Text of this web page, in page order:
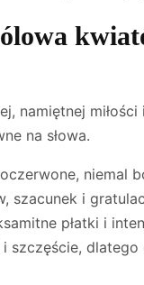
namiętnej
na słowa.
i
płatki i